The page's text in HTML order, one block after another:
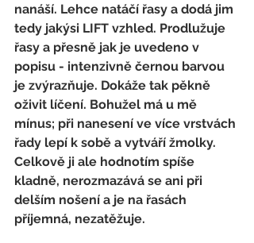
nanáší. Lehce natáčí řasy a dodá jim
tedy jakýsi LIFT vzhled. Prodlužuje
řasy a přesně jak je uvedeno v
popisu - intenzivně černou barvou
je zvýrazňuje. Dokáže tak pěkně
oživit líčení. Bohužel má u mě
mínus; při nanesení ve více vrstvách
řady lepí k sobě a vytváří žmolky.
Celkově ji ale hodnotím spíše
kladně, nerozmazává se ani při
delším nošení a je na řasách
příjemná, nezatěžuje.